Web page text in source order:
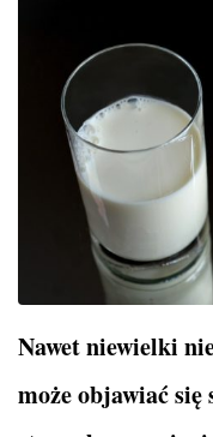
Nawet niewielki
może objawiać